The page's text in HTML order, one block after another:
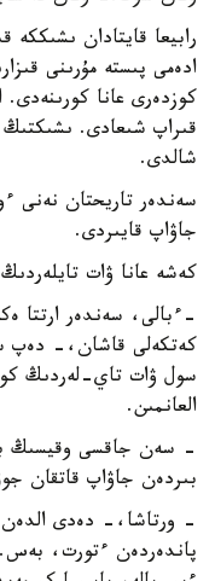
رابيعا قايتادان
ادەمى پىستە مۇرىنى
كوزدەرى عانا
قىراپ شىعادى.
شالدى.
سەندەر تاريحتان نەنى
جاۋاپ قايىردى.
كەشە عانا ۋات
-ءبالى، سەندەر ارتتا
كەتكەلى قاشان،- دەپ
سول ۋات تاي-لەردىڭ
العانمىن.
- سەن جاقسى وقيسىڭ
بىردەن جاۋاپ قاتقان
- ورتاشا،- دەدى الدەن
پاندەردەن ءتورت،